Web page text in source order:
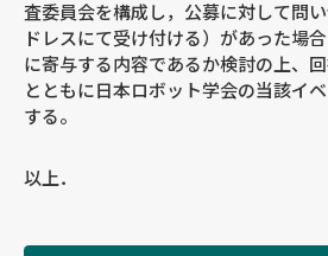
査委員会を構成し，公募に対して問
ドレスにて受け付ける）があった場
に寄与する内容であるか検討の上、
とともに日本ロボット学会の当該イ
する。
以上．